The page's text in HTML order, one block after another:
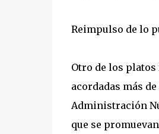
Reimpulso de lo
Otro de los
acordadas más
Administración
que se